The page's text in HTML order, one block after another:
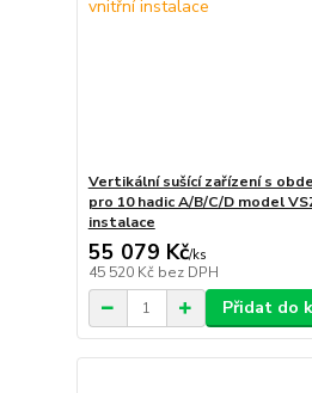
Vertikální sušící zařízení s
pro 10 hadic A/B/C/D model
instalace
55 079 Kč/ks
45 520 Kč bez DPH
Přidat do